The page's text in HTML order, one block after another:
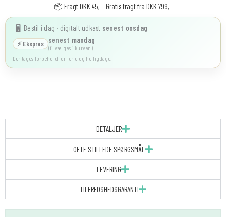
📦 Fragt DKK 45,-- Gratis fragt fra DKK 799,-
🖥️ Bestil i dag · digitalt udkast senest onsdag
⚡ Ekspres senest mandag
(tilvælges i kurven)
Der tages forbehold for ferie og helligdage.
DETALJER
OFTE STILLEDE SPØRGSMÅL
LEVERING
TILFREDSHEDSGARANTI